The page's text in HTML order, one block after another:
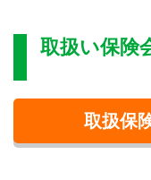
取扱い保険
取扱保